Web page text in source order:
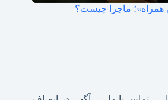
همراه»؛ ماجرا چیست؟